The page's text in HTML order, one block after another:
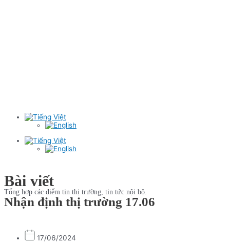
Bài viết
Tổng hợp các điểm tin thị trường, tin tức nội bộ.
Nhận định thị trường 17.06
17/06/2024